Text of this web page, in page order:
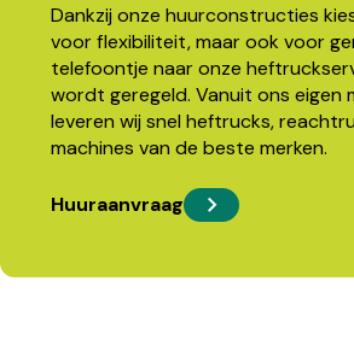
Dankzij onze huurconstructies
voor flexibiliteit, maar ook voor
telefoontje naar onze
wordt geregeld. Vanuit ons eigen
leveren wij snel heftrucks,
machines van de beste merken.
Huuraanvraag